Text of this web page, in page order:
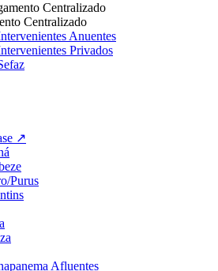
Centralizado
Centralizado
Anuentes
Privados
↗
Purus
Afluentes